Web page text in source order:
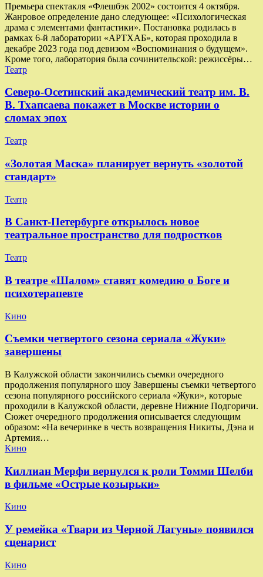
Премьера спектакля «Флешбэк 2002» состоится 4 октября.
Жанровое определение дано следующее: «Психологическая
драма с элементами фантастики». Постановка родилась в
рамках 6-й лаборатории «АРТХАБ», которая проходила в
декабре 2023 года под девизом «Воспоминания о будущем».
Кроме того, лаборатория была сочинительской: режиссёры…
Театр
Северо-Осетинский академический театр им. В.
В. Тхапсаева покажет в Москве истории о
сломах эпох
Театр
«Золотая Маска» планирует вернуть «золотой
стандарт»
Театр
В Санкт-Петербурге открылось новое
театральное пространство для подростков
Театр
В театре «Шалом» ставят комедию о Боге и
психотерапевте
Кино
Съемки четвертого сезона сериала «Жуки»
завершены
В Калужской области закончились съемки очередного
продолжения популярного шоу Завершены съемки четвертого
сезона популярного российского сериала «Жуки», которые
проходили в Калужской области, деревне Нижние Подгоричи.
Сюжет очередного продолжения описывается следующим
образом: «На вечеринке в честь возвращения Никиты, Дэна и
Артемия…
Кино
Киллиан Мерфи вернулся к роли Томми Шелби
в фильме «Острые козырьки»
Кино
У ремейка «Твари из Черной Лагуны» появился
сценарист
Кино